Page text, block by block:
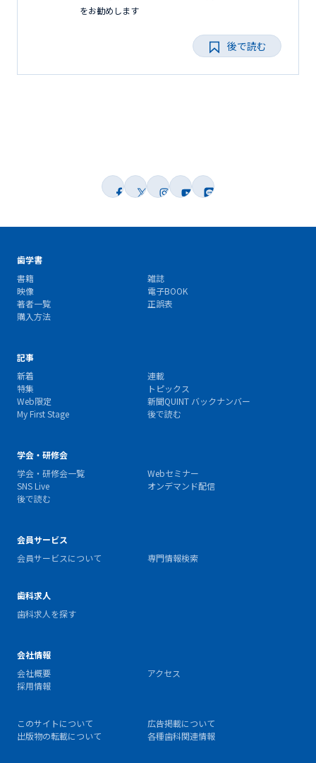
をお勧めします
後で読む
歯学書
書籍
雑誌
映像
電子BOOK
著者一覧
正誤表
購入方法
記事
新着
連載
特集
トピックス
Web限定
新聞QUINT バックナンバー
My First Stage
後で読む
学会・研修会
学会・研修会一覧
Webセミナー
SNS Live
オンデマンド配信
後で読む
会員サービス
会員サービスについて
専門情報検索
歯科求人
歯科求人を探す
会社情報
会社概要
アクセス
採用情報
このサイトについて
広告掲載について
出版物の転載について
各種歯科関連情報